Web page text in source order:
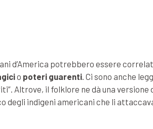
d’America potrebbero essere
o poteri guarenti. Ci sono anche
Altrove, il folklore ne dà una
degli indigeni americani che li